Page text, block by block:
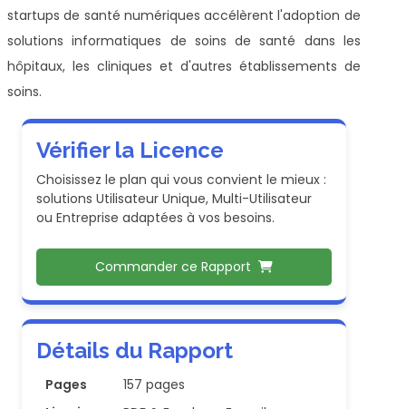
startups de santé numériques accélèrent l'adoption de
solutions informatiques de soins de santé dans les
hôpitaux, les cliniques et d'autres établissements de
soins.
Vérifier la Licence
Choisissez le plan qui vous convient le mieux :
solutions Utilisateur Unique, Multi-Utilisateur
ou Entreprise adaptées à vos besoins.
Commander ce Rapport
Détails du Rapport
Pages
157 pages